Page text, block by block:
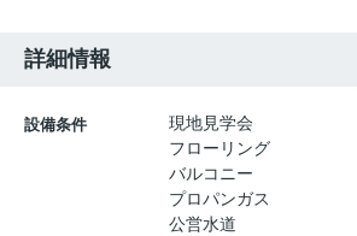
詳細情報
設備条件
現地見学会
フローリング
バルコニー
プロパンガス
公営水道